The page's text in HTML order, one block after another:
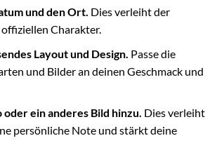
und den Ort. Dies verleiht der
Charakter.
Layout und Design. Passe die
und Bilder an deinen Geschmack und
oder ein anderes Bild hinzu. Dies verleiht
persönliche Note und stärkt deine